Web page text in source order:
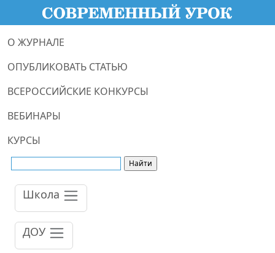
О ЖУРНАЛЕ
ОПУБЛИКОВАТЬ СТАТЬЮ
ВСЕРОССИЙСКИЕ КОНКУРСЫ
ВЕБИНАРЫ
КУРСЫ
Школа
ДОУ